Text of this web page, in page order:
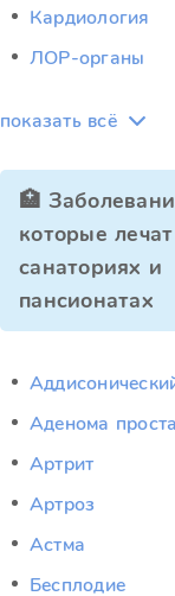
Кардиология
ЛОР-органы
показать всё
🏥
которые
санаториях и
пансионатах
Аденома
Артрит
Артроз
Астма
Бесплодие